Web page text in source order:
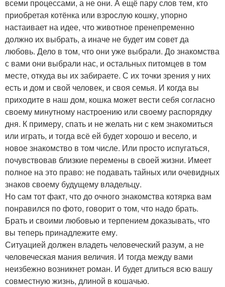
всеми процессами, а не они. А ещё пару слов тем, кто
приобретая котёнка или взрослую кошку, упорно
настаивает на идее, что животное пренепременно
должно их выбрать, а иначе не будет им совет да
любовь. Дело в том, что они уже выбрали. До знакомства
с вами они выбрали нас, и остальных питомцев в том
месте, откуда вы их забираете. С их точки зрения у них
есть и дом и свой человек, и своя семья. И когда вы
приходите в наш дом, кошка может вести себя согласно
своему минутному настроению или своему распорядку
дня. К примеру, спать и не желать ни с кем знакомиться
или играть, и тогда всё ей будет хорошо и весело, и
новое знакомство в том числе. Или просто испугаться,
почувствовав близкие перемены в своей жизни. Имеет
полное на это право: не подавать тайных или очевидных
знаков своему будущему владельцу.
Но сам тот факт, что до очного знакомства котярка вам
понравился по фото, говорит о том, что надо брать.
Брать и своими любовью и терпением доказывать, что
вы теперь принадлежите ему.
Ситуацией должен владеть человеческий разум, а не
человеческая мания величия. И тогда между вами
неизбежно возникнет роман. И будет длиться всю вашу
совместную жизнь, длиной в кошачью.